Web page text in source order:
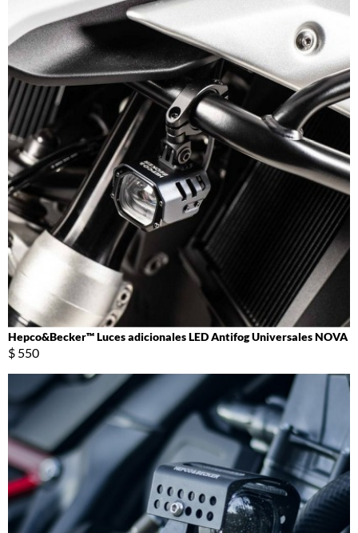
Hepco&Becker™ Luces adicionales LED Antifog Universales NOVA
$ 550